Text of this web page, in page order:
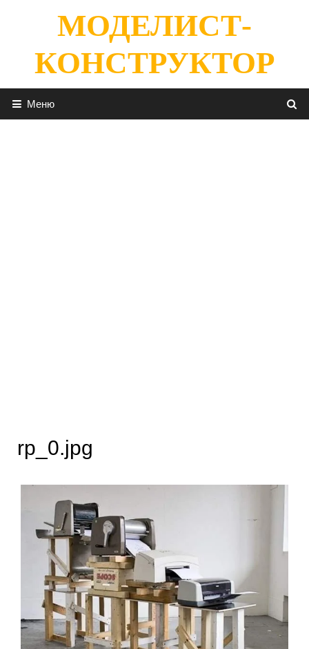
содержимомуМОДЕЛИСТ-
КОНСТРУКТОР
Меню
rp_0.jpg